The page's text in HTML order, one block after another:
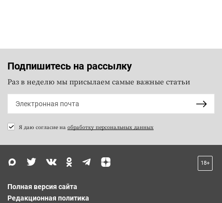
Подпишитесь на рассылку
Раз в неделю мы присылаем самые важные статьи
Я даю согласие на обработку персональных данных
18+
Полная версия сайта
Редакционная политика